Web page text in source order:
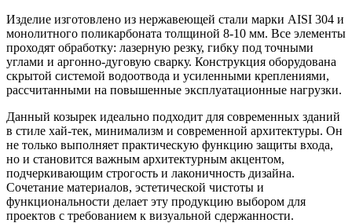
Изделие изготовлено из нержавеющей стали марки AISI 304 и
монолитного поликарбоната толщиной 8-10 мм. Все элементы
проходят обработку: лазерную резку, гибку под точными
углами и аргонно-дуговую сварку. Конструкция оборудована
скрытой системой водоотвода и усиленными креплениями,
рассчитанными на повышенные эксплуатационные нагрузки.
Данный козырек идеально подходит для современных зданий
в стиле хай-тек, минимализм и современной архитектуры. Он
не только выполняет практическую функцию защиты входа,
но и становится важным архитектурным акцентом,
подчеркивающим строгость и лаконичность дизайна.
Сочетание материалов, эстетической чистоты и
функциональности делает эту продукцию выбором для
проектов с требованием к визуальной сдержанности.